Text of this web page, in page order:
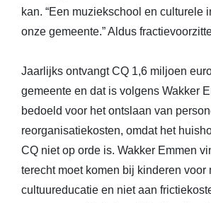
kan. “Een muziekschool en culturele
onze gemeente.” Aldus
Jaarlijks ontvangt CQ 1,6 miljoen
gemeente en dat is volgens Wakker
bedoeld voor het ontslaan van
reorganisatiekosten, omdat het
CQ niet op orde is. Wakker Emmen
terecht moet komen bij kinderen voor
cultuureducatie en niet aan